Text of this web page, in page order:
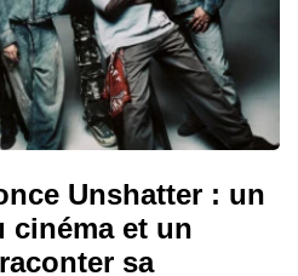
Unshatter : un
cinéma et un
sa